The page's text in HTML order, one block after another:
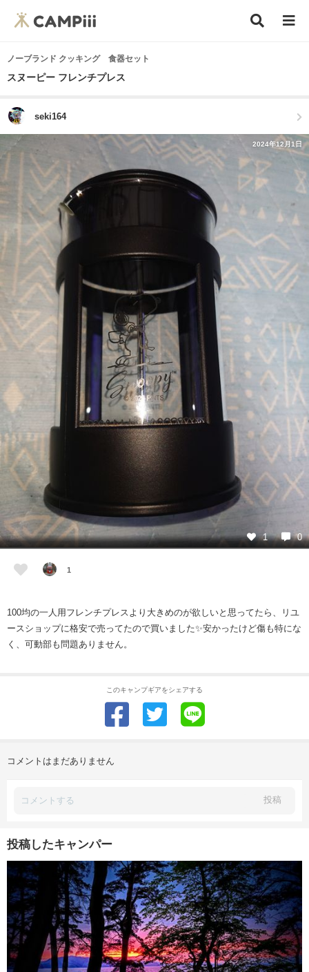
ノーブランド クッキング 食器セット
スヌーピー フレンチプレス
seki164
2024年12月1日
1 0
1
100均の一人用フレンチプレスより大きめのが欲しいと思ってたら、リユ
ースショップに格安で売ってたので買いました✨安かったけど傷も特にな
く、可動部も問題ありません。
このキャンプギアをシェアする
コメントはまだありません
投稿
投稿したキャンパー